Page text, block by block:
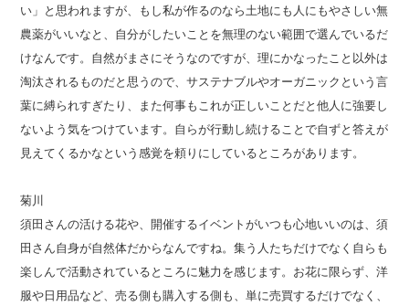
い」と思われますが、もし私が作るのなら土地にも人にもやさしい無
農薬がいいなと、自分がしたいことを無理のない範囲で選んでいるだ
けなんです。自然がまさにそうなのですが、理にかなったこと以外は
淘汰されるものだと思うので、サステナブルやオーガニックという言
葉に縛られすぎたり、また何事もこれが正しいことだと他人に強要し
ないよう気をつけています。自らが行動し続けることで自ずと答えが
見えてくるかなという感覚を頼りにしているところがあります。
菊川
須田さんの活ける花や、開催するイベントがいつも心地いいのは、須
田さん自身が自然体だからなんですね。集う人たちだけでなく自らも
楽しんで活動されているところに魅力を感じます。お花に限らず、洋
服や日用品など、売る側も購入する側も、単に売買するだけでなく、